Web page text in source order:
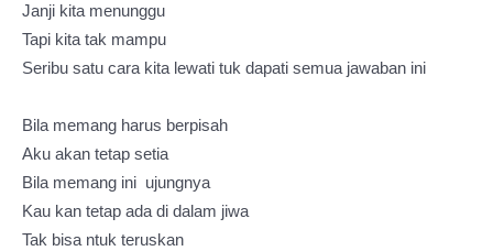
Janji kita menunggu
Tapi kita tak mampu
Seribu satu cara kita lewati tuk dapati semua jawaban ini
Bila memang harus berpisah
Aku akan tetap setia
Bila memang ini ujungnya
Kau kan tetap ada di dalam jiwa
Tak bisa ntuk teruskan